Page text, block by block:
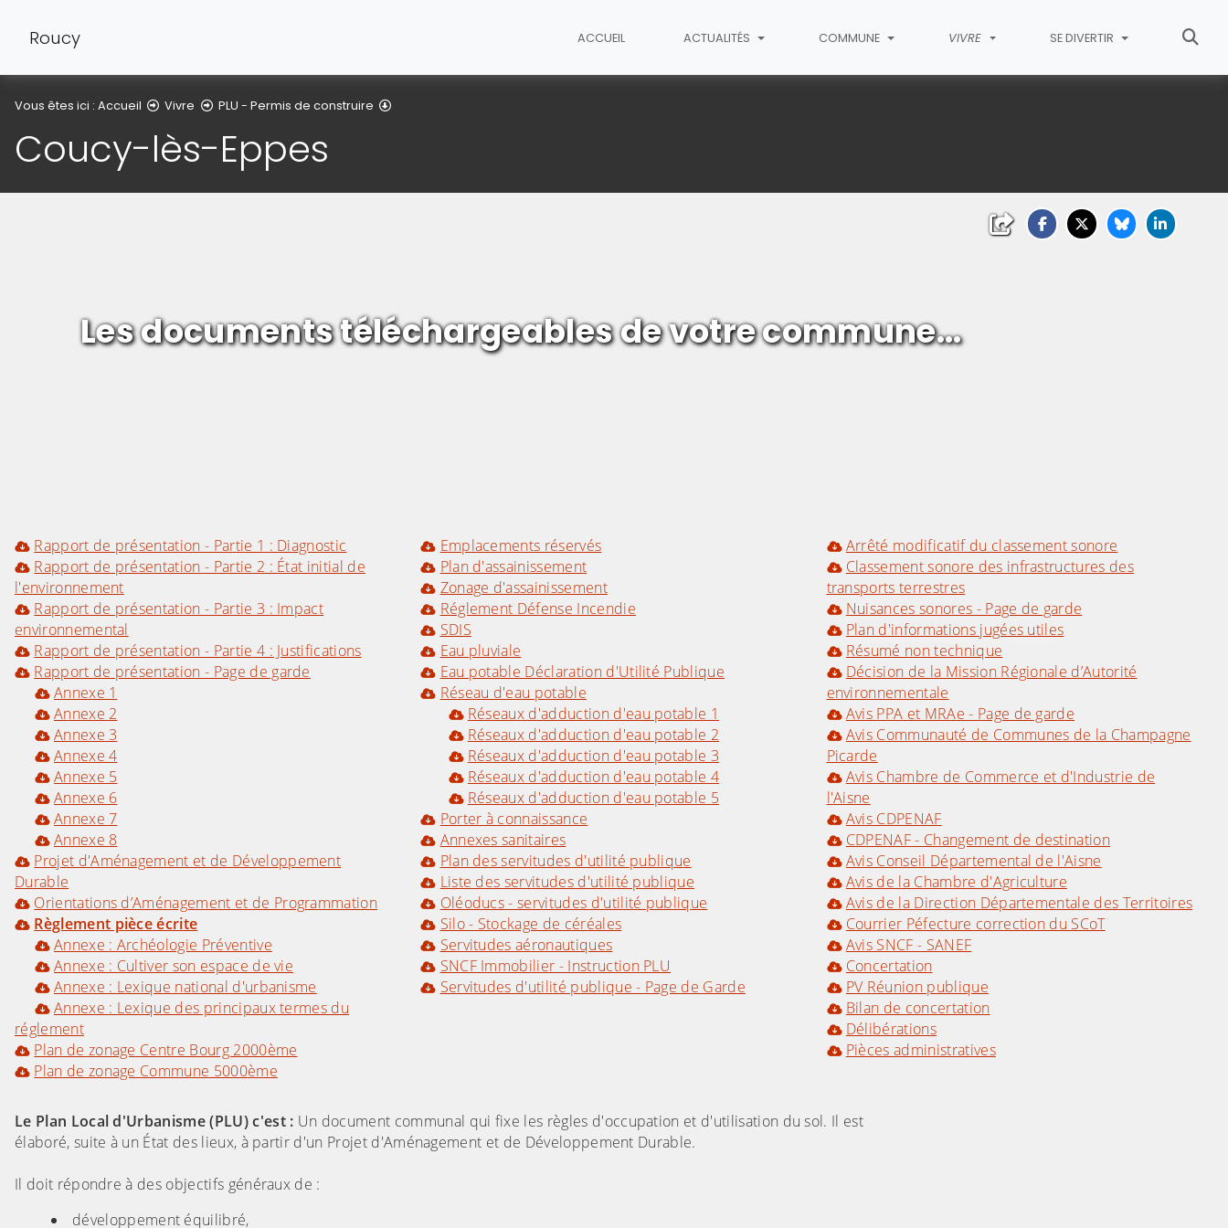
Roucy ACCUEIL ACTUALITÉS COMMUNE VIVRE SE DIVERTIR
Vous êtes ici : Accueil Vivre PLU - Permis de construire
Coucy-lès-Eppes
Les documents téléchargeables de votre commune...
Rapport de présentation - Partie 1 : Diagnostic
Rapport de présentation - Partie 2 : État initial de
l'environnement
Rapport de présentation - Partie 3 : Impact
environnemental
Rapport de présentation - Partie 4 : Justifications
Rapport de présentation - Page de garde
Annexe 1
Annexe 2
Annexe 3
Annexe 4
Annexe 5
Annexe 6
Annexe 7
Annexe 8
Projet d'Aménagement et de Développement
Durable
Orientations d’Aménagement et de Programmation
Règlement pièce écrite
Annexe : Archéologie Préventive
Annexe : Cultiver son espace de vie
Annexe : Lexique national d'urbanisme
Annexe : Lexique des principaux termes du
réglement
Plan de zonage Centre Bourg 2000ème
Plan de zonage Commune 5000ème
Emplacements réservés
Plan d'assainissement
Zonage d'assainissement
Réglement Défense Incendie
SDIS
Eau pluviale
Eau potable Déclaration d'Utilité Publique
Réseau d'eau potable
Réseaux d'adduction d'eau potable 1
Réseaux d'adduction d'eau potable 2
Réseaux d'adduction d'eau potable 3
Réseaux d'adduction d'eau potable 4
Réseaux d'adduction d'eau potable 5
Porter à connaissance
Annexes sanitaires
Plan des servitudes d'utilité publique
Liste des servitudes d'utilité publique
Oléoducs - servitudes d'utilité publique
Silo - Stockage de céréales
Servitudes aéronautiques
SNCF Immobilier - Instruction PLU
Servitudes d'utilité publique - Page de Garde
Arrêté modificatif du classement sonore
Classement sonore des infrastructures des
transports terrestres
Nuisances sonores - Page de garde
Plan d'informations jugées utiles
Résumé non technique
Décision de la Mission Régionale d’Autorité
environnementale
Avis PPA et MRAe - Page de garde
Avis Communauté de Communes de la Champagne
Picarde
Avis Chambre de Commerce et d'Industrie de
l'Aisne
Avis CDPENAF
CDPENAF - Changement de destination
Avis Conseil Départemental de l'Aisne
Avis de la Chambre d'Agriculture
Avis de la Direction Départementale des Territoires
Courrier Péfecture correction du SCoT
Avis SNCF - SANEF
Concertation
PV Réunion publique
Bilan de concertation
Délibérations
Pièces administratives
Le Plan Local d'Urbanisme (PLU) c'est : Un document communal qui fixe les règles d'occupation et d'utilisation du sol. Il est
élaboré, suite à un État des lieux, à partir d'un Projet d'Aménagement et de Développement Durable.
Il doit répondre à des objectifs généraux de :
développement équilibré,